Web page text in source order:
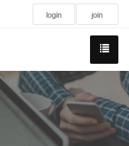
login join